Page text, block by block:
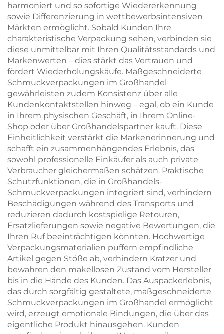
harmoniert und so sofortige Wiedererkennung
sowie Differenzierung in wettbewerbsintensiven
Märkten ermöglicht. Sobald Kunden Ihre
charakteristische Verpackung sehen, verbinden sie
diese unmittelbar mit Ihren Qualitätsstandards und
Markenwerten – dies stärkt das Vertrauen und
fördert Wiederholungskäufe. Maßgeschneiderte
Schmuckverpackungen im Großhandel
gewährleisten zudem Konsistenz über alle
Kundenkontaktstellen hinweg – egal, ob ein Kunde
in Ihrem physischen Geschäft, in Ihrem Online-
Shop oder über Großhandelspartner kauft. Diese
Einheitlichkeit verstärkt die Markenerinnerung und
schafft ein zusammenhängendes Erlebnis, das
sowohl professionelle Einkäufer als auch private
Verbraucher gleichermaßen schätzen. Praktische
Schutzfunktionen, die in Großhandels-
Schmuckverpackungen integriert sind, verhindern
Beschädigungen während des Transports und
reduzieren dadurch kostspielige Retouren,
Ersatzlieferungen sowie negative Bewertungen, die
Ihren Ruf beeinträchtigen könnten. Hochwertige
Verpackungsmaterialien puffern empfindliche
Artikel gegen Stöße ab, verhindern Kratzer und
bewahren den makellosen Zustand vom Hersteller
bis in die Hände des Kunden. Das Auspackerlebnis,
das durch sorgfältig gestaltete, maßgeschneiderte
Schmuckverpackungen im Großhandel ermöglicht
wird, erzeugt emotionale Bindungen, die über das
eigentliche Produkt hinausgehen. Kunden